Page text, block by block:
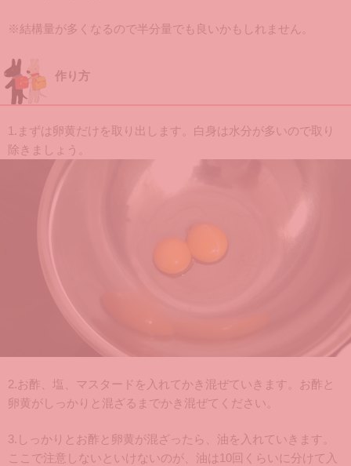
※結構量が多くなるので半分量でも良いかもしれません。
作り方
1.まずは卵黄だけを取り出します。白身は水分が多いので取り
除きましょう。
2.お酢、塩、マスタードを入れてかき混ぜていきます。お酢と
卵黄がしっかりと混ざるまでかき混ぜてください。
3.しっかりとお酢と卵黄が混ざったら、油を入れていきます。
ここで注意しないといけないのが、油は10回くらいに分けて入